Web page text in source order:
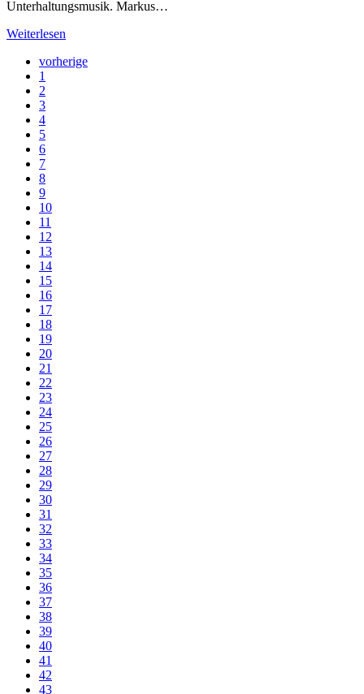
Unterhaltungsmusik. Markus…
Weiterlesen
vorherige
1
2
3
4
5
6
7
8
9
10
11
12
13
14
15
16
17
18
19
20
21
22
23
24
25
26
27
28
29
30
31
32
33
34
35
36
37
38
39
40
41
42
43